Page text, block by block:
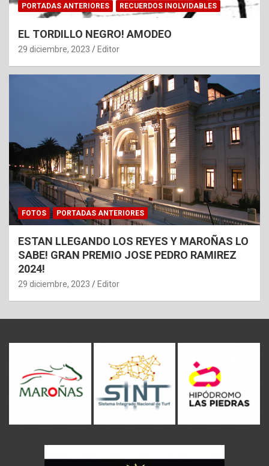
PORTADAS ANTERIORES RECUERDOS INOLVIDABLES
EL TORDILLO NEGRO! AMODEO
29 diciembre, 2023 Editor
FOTOS PORTADAS ANTERIORES
ESTAN LLEGANDO LOS REYES Y MAROÑAS LO
SABE! GRAN PREMIO JOSE PEDRO RAMIREZ
2024!
29 diciembre, 2023 Editor